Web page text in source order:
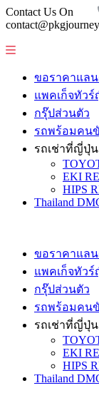
Contact Us On
ขอราคาแล
แพคเก็จทัว
กรุ๊ปส่วนตัว
รถพร้อมคน
รถเช่าที่ญี่ปุ่น
EKI
HIPS
Thailand
ขอราคาแล
แพคเก็จทัว
กรุ๊ปส่วนตัว
รถพร้อมคน
รถเช่าที่ญี่ปุ่น
EKI
HIPS
Thailand